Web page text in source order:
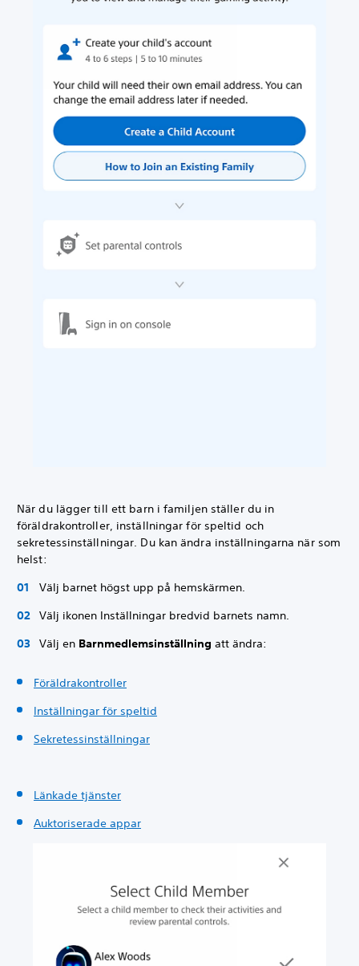
När du lägger till ett barn i familjen ställer du in
föräldrakontroller, inställningar för speltid och
sekretessinställningar. Du kan ändra inställningarna när som
helst:
Välj barnet högst upp på hemskärmen.
Välj ikonen Inställningar bredvid barnets namn.
Välj en Barnmedlemsinställning att ändra:
Föräldrakontroller
Inställningar för speltid
Sekretessinställningar
Länkade tjänster
Auktoriserade appar